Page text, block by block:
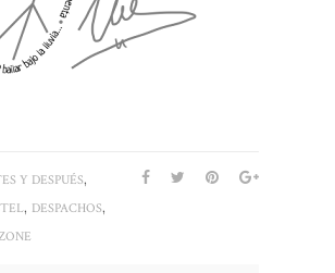
Y DESPUÉS,
, DESPACHOS,